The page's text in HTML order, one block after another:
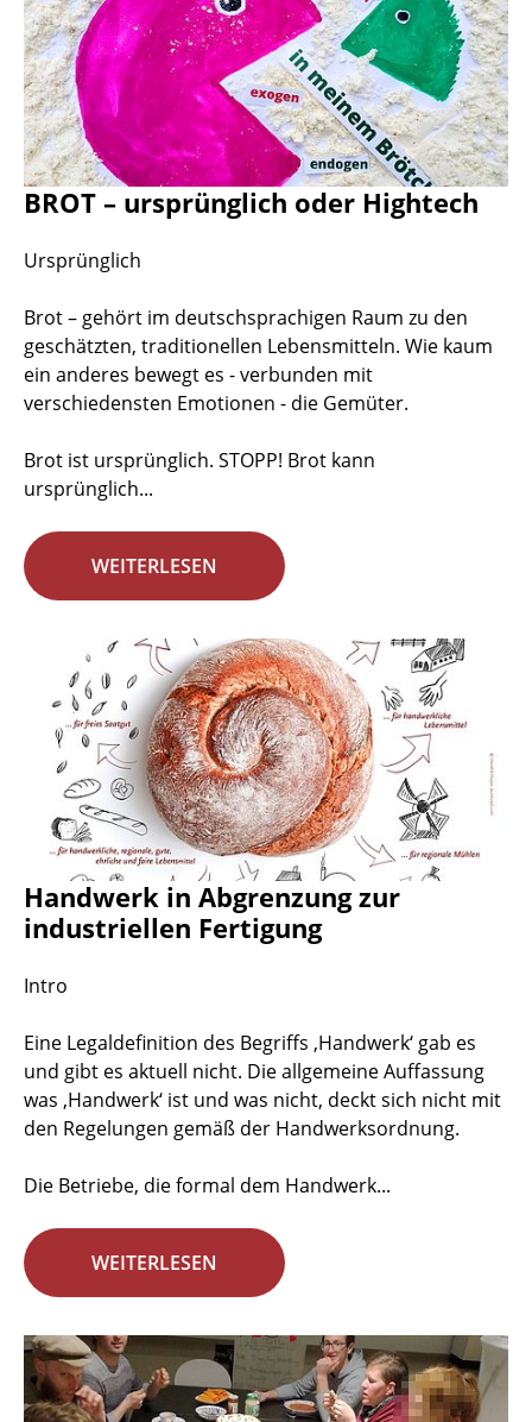
BROT – ursprünglich oder Hightech
Ursprünglich
Brot – gehört im deutschsprachigen Raum zu den
geschätzten, traditionellen Lebensmitteln. Wie kaum
ein anderes bewegt es - verbunden mit
verschiedensten Emotionen - die Gemüter.
Brot ist ursprünglich. STOPP! Brot kann
ursprünglich...
WEITERLESEN
Handwerk in Abgrenzung zur
industriellen Fertigung
Intro
Eine Legaldefinition des Begriffs ‚Handwerk‘ gab es
und gibt es aktuell nicht. Die allgemeine Auffassung
was ‚Handwerk‘ ist und was nicht, deckt sich nicht mit
den Regelungen gemäß der Handwerksordnung.
Die Betriebe, die formal dem Handwerk...
WEITERLESEN